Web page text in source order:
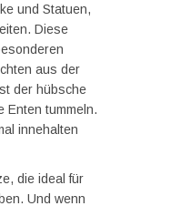
und Statuen,
Diese
aus der
der hübsche
Enten tummeln.
innehalten
die ideal für
Und wenn